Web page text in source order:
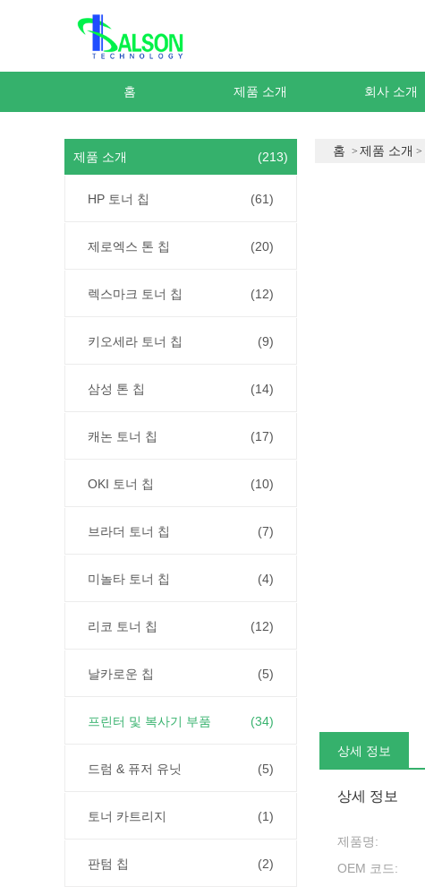
홈 제품 소개 회사 소개
제품 소개 (213)
HP 토너 칩 (61)
제로엑스 톤 칩 (20)
렉스마크 토너 칩 (12)
키오세라 토너 칩 (9)
삼성 톤 칩 (14)
캐논 토너 칩 (17)
OKI 토너 칩 (10)
브라더 토너 칩 (7)
미놀타 토너 칩 (4)
리코 토너 칩 (12)
날카로운 칩 (5)
프린터 및 복사기 부품 (34)
드럼 & 퓨저 유닛 (5)
토너 카트리지 (1)
판텀 칩 (2)
홈 제품 소개
상세 정보
상세 정보
제품명:
OEM 코드: